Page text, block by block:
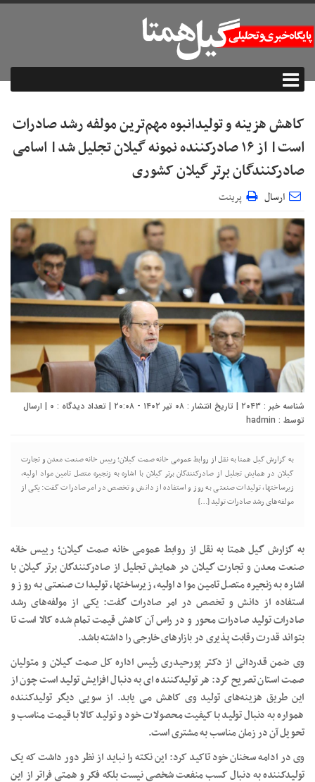
کاهش هزینه و تولیدانبوه مهم‌ترین مولفه رشد صادرات
است| از ۱۶ صادرکننده نمونه گیلان تجلیل شد| اسامی
صادرکنندگان برتر گیلان کشوری
ارسال پرینت
شناسه خبر : ۲۰۴۳ | تاریخ انتشار : ۰۸ تیر ۱۴۰۲ - ۲۰:۰۸ | تعداد دیدگاه : ۰ | ارسال
توسط : hadmin
به گزارش گیل همتا به نقل از روابط عمومی خانه صمت گیلان؛ رییس خانه صنعت معدن و تجارت
گیلان در همایش تجلیل از صادرکنندگان برتر گیلان با اشاره به زنجیره متصل تامین مواد اولیه،
زیرساختها، تولیدات صنعتی به روز و استفاده از دانش و تخصص در امر صادرات گفت: یکی از
مولفه‌های رشد صادرات تولید […]
به گزارش گیل همتا به نقل از روابط عمومی خانه صمت گیلان؛ رییس خانه
صنعت معدن و تجارت گیلان در همایش تجلیل از صادرکنندگان برتر گیلان با
اشاره به زنجیره متصل تامین مواد اولیه، زیرساختها، تولیدات صنعتی به روز و
استفاده از دانش و تخصص در امر صادرات گفت: یکی از مولفه‌های رشد
صادرات تولید صادرات محور و در راس آن کاهش قیمت تمام شده کالا است تا
بتواند قدرت رقابت پذیری در بازارهای خارجی را داشته باشد.
وی ضمن قدردانی از دکتر پورحیدری رئیس اداره کل صمت گیلان و متولیان
صمت استان تصریح کرد: هر تولیدکننده ای به دنبال افزایش تولید است چون از
این طریق هزینه‌های تولید وی کاهش می یابد. از سویی دیگر تولیدکننده
همواره به دنبال تولید با کیفیت محصولات خود و تولید کالا با قیمت مناسب و
تحویل آن در زمان مناسب به مشتری است.
وی در ادامه سخنان خود تاکید کرد: این نکته را نباید از نظر دور داشت که یک
تولیدکننده به دنبال کسب منفعت شخصی نیست بلکه فکر و همتی فراتر از این